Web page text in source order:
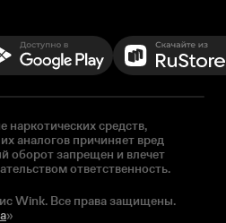
наркотических средств,
аналогов причиняет вред
оборот запрещен и влечет
ответственность.
Wink. Все права защищены.
»